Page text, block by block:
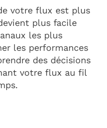
votre flux est plus
plus facile
les plus
les performances
des décisions
votre flux au fil